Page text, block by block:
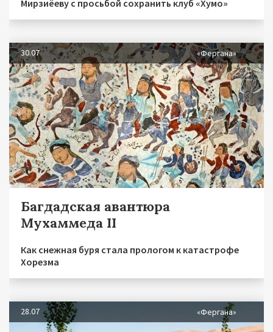
Мирзиёеву с просьбой сохранить клуб «Хумо»
30.07 «Фергана»
Багдадская авантюра
Мухаммеда II
Как снежная буря стала прологом к катастрофе
Хорезма
28.07 «Фергана»